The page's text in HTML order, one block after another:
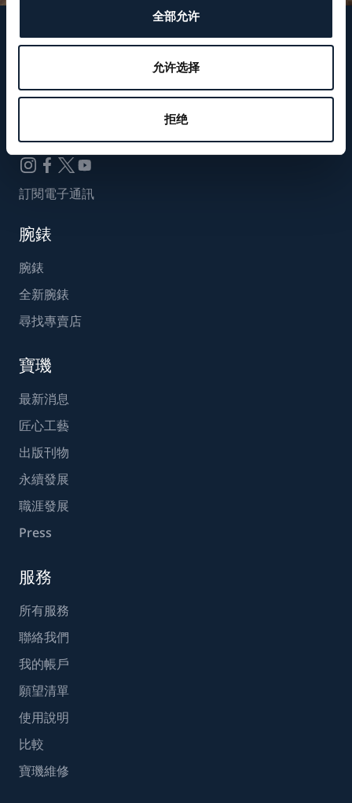
全部允许
允许选择
拒绝
關注我們
WeChat ID
Breguet_China
訂閱電子通訊
腕錶
腕錶
全新腕錶
尋找專賣店
寶璣
最新消息
匠心工藝
出版刊物
永續發展
職涯發展
Press
服務
所有服務
聯絡我們
我的帳戶
願望清單
使用說明
比較
寶璣維修